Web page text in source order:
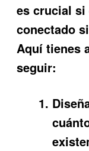
es crucial si
conectado
Aquí tienes
seguir: